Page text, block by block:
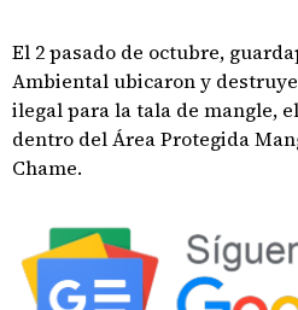
El 2 pasado de octubre,
Ambiental ubicaron y
ilegal para la tala de mangle,
dentro del Área Protegida
Chame.